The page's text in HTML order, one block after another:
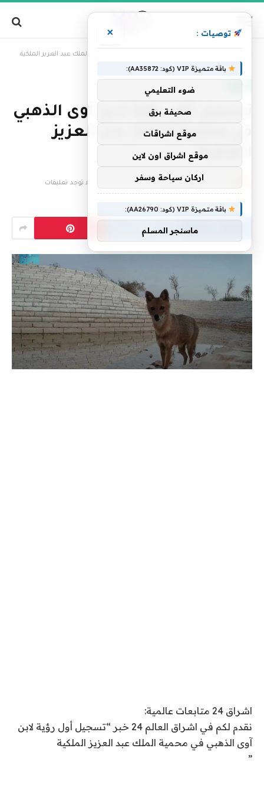
تسجيل أول رؤية لابن آوى الذهبي في محمية الملك عبد العزيز الملكية
تسجيل أول رؤية لابن آوى الذهبي
في محمية الملك عبد العزيز
الملكية
فريق التحرير 26 فبراير، 2026 لا توجد تعليقات
اشراق 24 متابعات عالمية:
نقدم لكم في اشراق العالم 24 خبر “تسجيل أول رؤية لابن
آوى الذهبي في محمية الملك عبد العزيز الملكية
”
توصيات : ×
باقة متميزة VIP (كود: AA35872):
ضوء التعليمي
صحيفة برق
موقع اشراقات
موقع اشراق اون لاين
اركان سياحة وسفر
باقة متميزة VIP (كود: AA26790):
ماسنجر المسلم